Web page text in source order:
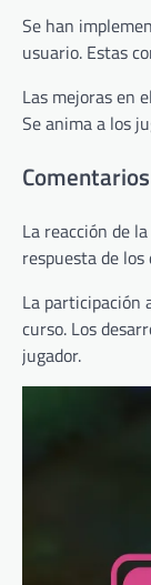
Se han
usuario. Estas
Las mejoras en
Se anima a los
La reacción de
respuesta de
La participación
curso. Los
jugador.